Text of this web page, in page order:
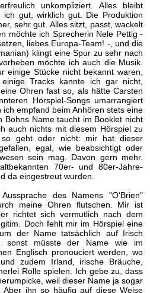
unkompliziert. Alles bleibt
ich gut, wirklich gut. Die Produktion
sehr gut. Alles sitzt, passt, wackelt
möchte ich Sprecherin Nele Pettig -
liebes Europa-Team! -, und die
klingt eine Spur zu sehr nach
möchte ich auch die Musik.
einige Stücke nicht bekannt waren,
Tracks kannte ich gar nicht,
Ohren fast so, als hätte Carsten
Hörspiel-Songs umarrangiert
empfand beim Anhören stets eine
Bohns Name taucht im Booklet nicht
auch nichts mit diesem Hörspiel zu
geht oder nicht: mir hat dieser
egal, wie beabsichtigt oder
sein mag. Davon gern mehr.
70er- und 80er-Jahre-
da eingestreut wurden.
des Namens "O'Brien"
meine Ohren flutschen. Mir ist
richtet sich vermutlich nach dem
Doch fehlt mir im Hörspiel eine
der Name tatsächlich auf Irisch
sonst müsste der Name wie im
Englisch pronouciert werden, wo
zudem Irland, irische Bräuche,
Rolle spielen. Ich gebe zu, dass
weil dieser Name ja sogar
Aber ihn so häufig auf diese Weise